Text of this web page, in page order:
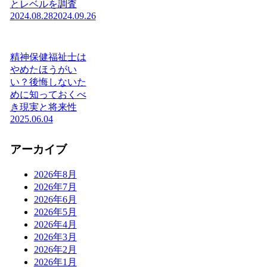
とレベルを調査
2024.08.282024.09.26
精神保健福祉士は
やめたほうがい
い？後悔しないた
めに知っておくべ
き現実と将来性
2025.06.04
アーカイブ
2026年8月
2026年7月
2026年6月
2026年5月
2026年4月
2026年3月
2026年2月
2026年1月